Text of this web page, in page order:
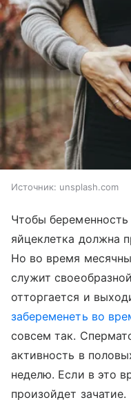
Источник: unsplash.com
Чтобы беременность
яйцеклетка должна
Но во время
служит
отторгается и
забеременеть во
совсем так.
активность в
неделю. Если в это
произойдет зачатие.